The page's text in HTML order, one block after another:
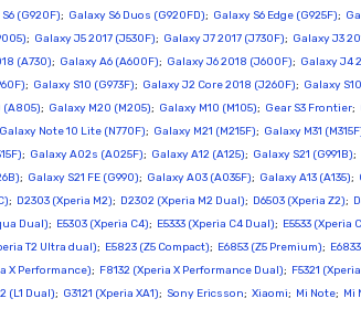
(G920F); Galaxy S6 Duos (G920FD); Galaxy S6 Edge (G925F);
; Galaxy J5 2017 (J530F); Galaxy J7 2017 (J730F); Galaxy J3
(A730); Galaxy A6 (A600F); Galaxy J6 2018 (J600F); Galaxy J4
; Galaxy S10 (G973F); Galaxy J2 Core 2018 (J260F); Galaxy
(A805); Galaxy M20 (M205); Galaxy M10 (M105); Gear S3 Frontier;
Galaxy Note 10 Lite (N770F); Galaxy M21 (M215F); Galaxy M31
; Galaxy A02s (A025F); Galaxy A12 (A125); Galaxy S21 (G991B);
; Galaxy S21 FE (G990); Galaxy A03 (A035F); Galaxy A13 (A135);
; D2303 (Xperia M2); D2302 (Xperia M2 Dual); D6503 (Xperia Z2);
Dual); E5303 (Xperia C4); E5333 (Xperia C4 Dual); E5533 (Xperia
T2 Ultra dual); E5823 (Z5 Compact); E6853 (Z5 Premium);
X Performance); F8132 (Xperia X Performance Dual); F5321
(L1 Dual); G3121 (Xperia XA1); Sony Ericsson; Xiaomi; Mi Note; Mi